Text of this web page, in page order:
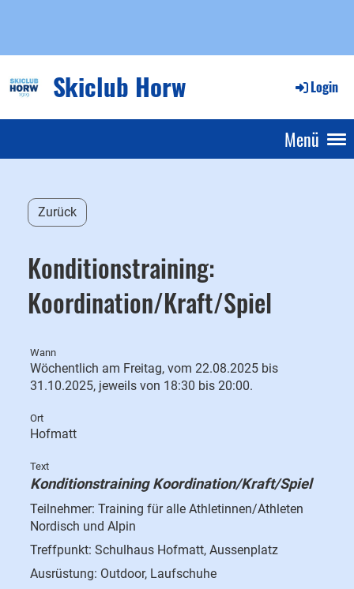
Skiclub Horw Login
Menü
Zurück
Konditionstraining:
Koordination/Kraft/Spiel
Wann
Wöchentlich am Freitag, vom 22.08.2025 bis
31.10.2025, jeweils von 18:30 bis 20:00.
Ort
Hofmatt
Text
Konditionstraining Koordination/Kraft/Spiel
Teilnehmer: Training für alle Athletinnen/Athleten
Nordisch und Alpin
Treffpunkt: Schulhaus Hofmatt, Aussenplatz
Ausrüstung: Outdoor, Laufschuhe